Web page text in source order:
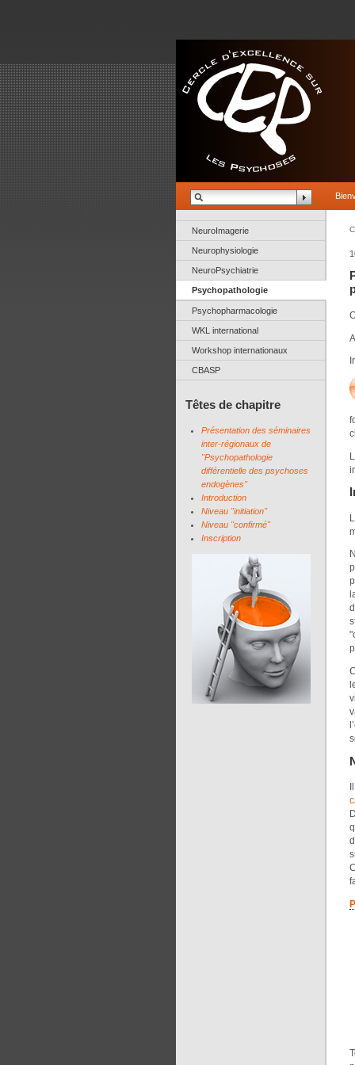
NeuroImagerie
Neurophysiologie
NeuroPsychiatrie
Psychopathologie
Psychopharmacologie
WKL international
Workshop internationaux
CBASP
Têtes de chapitre
Présentation des séminaires
inter-régionaux de
"Psychopathologie
différentielle des psychoses
endogènes"
Introduction
Niveau "initiation"
Niveau "confirmé"
Inscription